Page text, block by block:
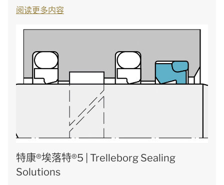
阅读更多内容
特康®埃落特®5 | Trelleborg Sealing
Solutions